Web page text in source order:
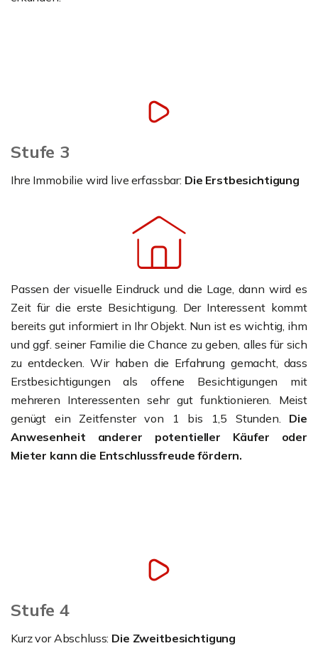
Stufe 3
Ihre Immobilie wird live erfassbar: Die Erstbesichtigung
Passen der visuelle Eindruck und die Lage, dann wird es
Zeit für die erste Besichtigung. Der Interessent kommt
bereits gut informiert in Ihr Objekt. Nun ist es wichtig, ihm
und ggf. seiner Familie die Chance zu geben, alles für sich
zu entdecken. Wir haben die Erfahrung gemacht, dass
Erstbesichtigungen als offene Besichtigungen mit
mehreren Interessenten sehr gut funktionieren. Meist
genügt ein Zeitfenster von 1 bis 1,5 Stunden. Die
Anwesenheit anderer potentieller Käufer oder
Mieter kann die Entschlussfreude fördern.
Stufe 4
Kurz vor Abschluss: Die Zweitbesichtigung